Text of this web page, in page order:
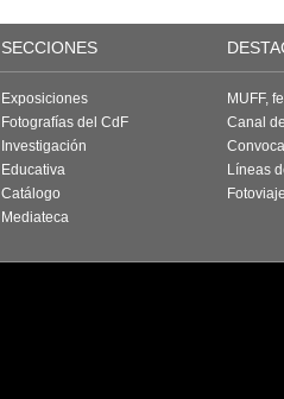
SECCIONES
Exposiciones
Fotografías del CdF
Investigación
Educativa
Catálogo
Mediateca
MUFF,
Canal
Líneas